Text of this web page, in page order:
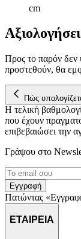
cm
Προς το παρόν δεν
προστεθούν, θα
Πώς
Η τελική
που έχουν
επιβεβαιώσει την
Γράψου στο
Εγγραφή
Πατώντας
ΕΤΑΙΡΕΙΑ